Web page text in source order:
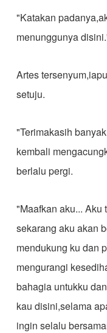
"Katakan
menunggunya
Artes
setuju.
"Terimakasih
kembali
berlalu pergi.
"Maafkan aku... Aku
sekarang aku akan
mendukung ku dan
mengurangi
bahagia untukku
kau disini,selama
ingin selalu